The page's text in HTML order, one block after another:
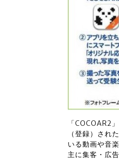
「COCOAR2
（登録）され
いる動画や音
主に集客・広